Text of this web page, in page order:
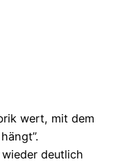
wert, mit dem
deutlich